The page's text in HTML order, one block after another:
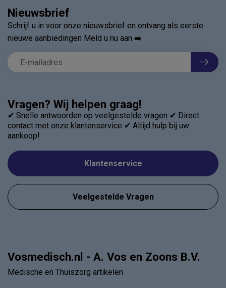
Vragen? Wij helpen graag!
✔ Snelle antwoorden op veelgestelde vragen ✔ Direct
contact met onze klantenservice ✔ Altijd hulp bij uw
aankoop!
Klantenservice
Veelgestelde Vragen
Nieuwsbrief
Schrijf u in voor onze nieuwsbrief en ontvang als eerste
nieuwe aanbiedingen Meld u nu aan ➡️
Vosmedisch.nl - A. Vos en Zoons B.V.
Medische en Thuiszorg artikelen